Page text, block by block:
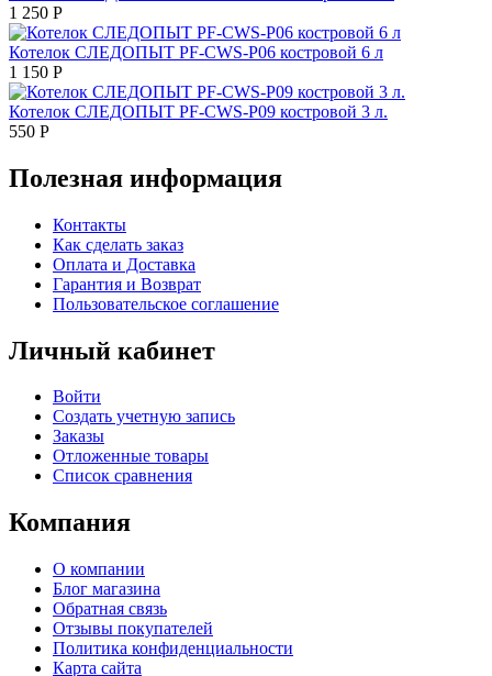
1 250 Р
Котелок СЛЕДОПЫТ PF-CWS-P06 костровой 6 л
1 150 Р
Котелок СЛЕДОПЫТ PF-CWS-P09 костровой 3 л.
550 Р
Полезная информация
Контакты
Как сделать заказ
Оплата и Доставка
Гарантия и Возврат
Пользовательское соглашение
Личный кабинет
Войти
Создать учетную запись
Заказы
Отложенные товары
Список сравнения
Компания
О компании
Блог магазина
Обратная связь
Отзывы покупателей
Политика конфиденциальности
Карта сайта